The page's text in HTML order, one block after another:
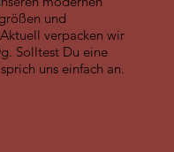
und
verpacken wir
Solltest Du eine
uns einfach an.